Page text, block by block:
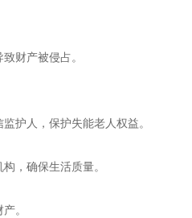
财产被侵占。
护人，保护失能老人权益。
，确保生活质量。
。